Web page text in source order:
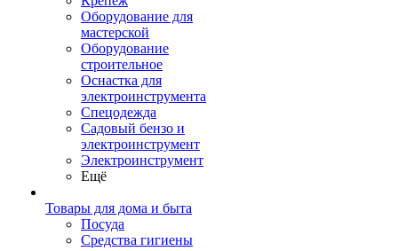
Оборудование для
мастерской
Оборудование
строительное
Оснастка для
электроинструмента
Спецодежда
Садовый бензо и
электроинструмент
Электроинструмент
Ещё
Товары для дома и быта
Посуда
Средства гигиены